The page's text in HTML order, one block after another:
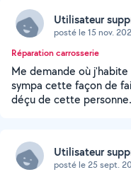
Utilisateur
posté le 15 nov.
Réparation carrosserie
Me demande où
sympa cette façon de
déçu de cette personne.
Utilisateur
posté le 25 sept.